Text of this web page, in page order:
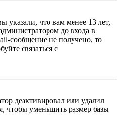
указали, что вам менее 13 лет,
до входа в
сообщение не получено, то
связаться с
деактивировал или удалил
чтобы уменьшить размер базы